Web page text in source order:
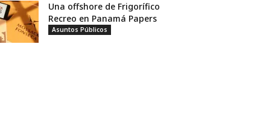
Una offshore de Frigorífico
Recreo en Panamá Papers
Asuntos Públicos